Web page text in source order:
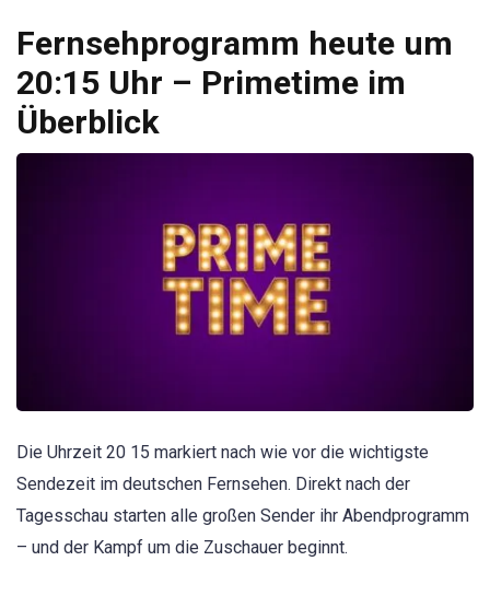
Fernsehprogramm heute um
20:15 Uhr – Primetime im
Überblick
Die Uhrzeit 20 15 markiert nach wie vor die wichtigste
Sendezeit im deutschen Fernsehen. Direkt nach der
Tagesschau starten alle großen Sender ihr Abendprogramm
– und der Kampf um die Zuschauer beginnt.